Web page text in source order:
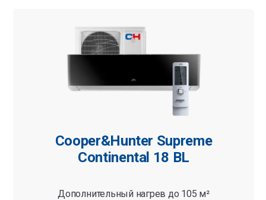
Cooper&Hunter Supreme
Continental 18 BL
Дополнительный нагрев до 105 м²